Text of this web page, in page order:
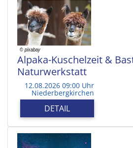
Alpaka-Kuschelzeit &
Naturwerkstatt
12.08.2026 09:00 Uhr
Niederbergkirchen
DETAIL